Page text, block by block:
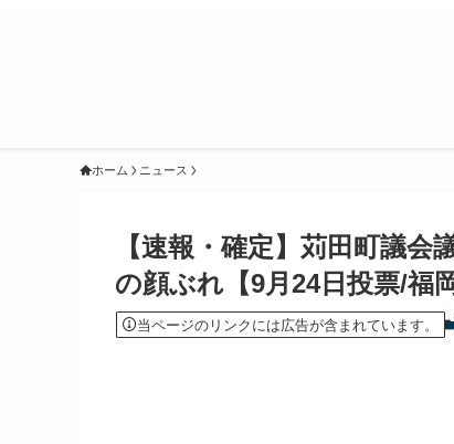
ホーム ニュース
【速報・確定】苅田町議
の顔ぶれ【9月24日投票/福
当ページのリンクには広告が含まれています。